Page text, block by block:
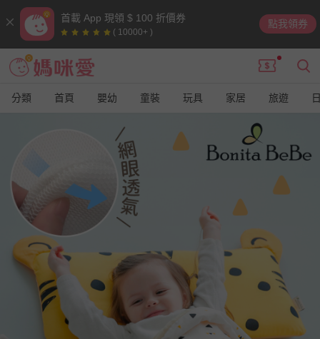
首載 App 現領 $ 100 折價券
( 10000+ )
點我領券
分類 首頁 嬰幼 童裝 玩具 家居 旅遊